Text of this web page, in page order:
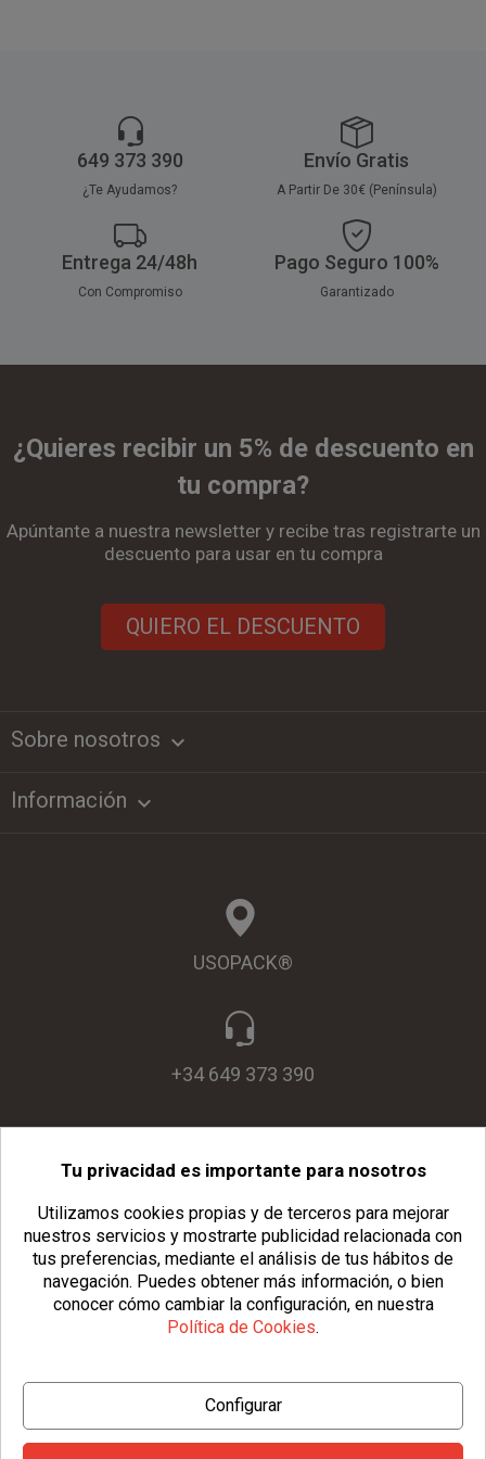
649 373 390
¿Te Ayudamos?
Envío Gratis
A Partir De 30€ (Península)
Entrega 24/48h
Con Compromiso
Pago Seguro 100%
Garantizado
¿Quieres recibir un 5% de descuento en
tu compra?
Apúntante a nuestra newsletter y recibe tras registrarte un
descuento para usar en tu compra
QUIERO EL DESCUENTO
Sobre nosotros keyboard_arrow_down
Información 
USOPACK®
+34 649 373 390
info@usopack.com
© Copyright 2026 Usopack® | Aviso Legal
| Política de Cookies| Configurar Cookies |
Tu privacidad es importante para nosotros
Utilizamos cookies propias y de terceros para mejorar
nuestros servicios y mostrarte publicidad relacionada con
tus preferencias, mediante el análisis de tus hábitos de
navegación. Puedes obtener más información, o bien
conocer cómo cambiar la configuración, en nuestra
Política de Cookies.
Configurar